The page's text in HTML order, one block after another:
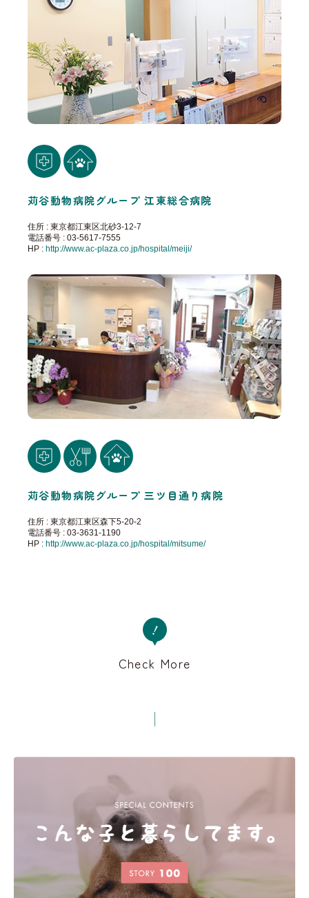
苅谷動物病院グループ 江東総合病院
住所 : 東京都江東区北砂3-12-7
電話番号 : 03-5617-7555
HP :http://www.ac-plaza.co.jp/hospital/meiji/
苅谷動物病院グループ 三ツ目通り病院
住所 : 東京都江東区森下5-20-2
電話番号 : 03-3631-1190
HP :http://www.ac-plaza.co.jp/hospital/mitsume/
Check More